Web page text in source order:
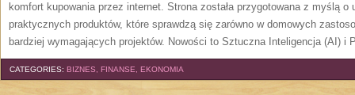
komfort kupowania przez internet. Strona została przygotowana z myślą
praktycznych produktów, które sprawdzą się zarówno w domowych
bardziej wymagających projektów. Nowości to Sztuczna Inteligencja (AI) i
CATEGORIES: BIZNES, FINANSE, EKONOMIA